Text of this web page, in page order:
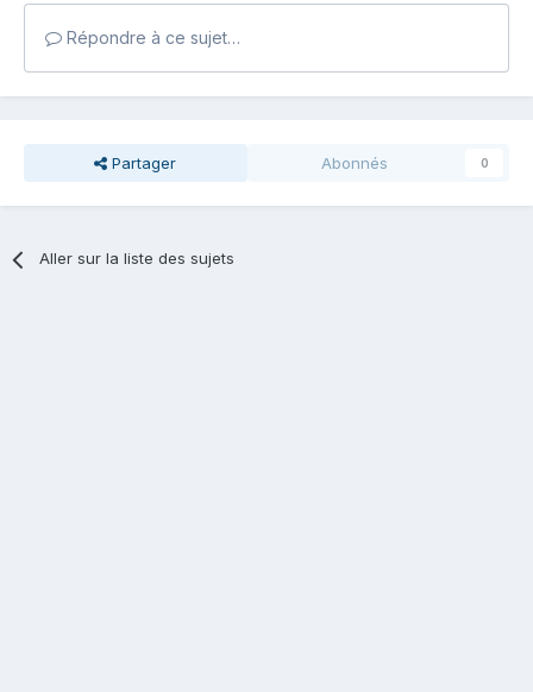
Répondre à ce sujet…
Partager Abonnés 0
Aller sur la liste des sujets